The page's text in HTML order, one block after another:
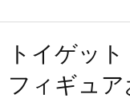
トイゲッ
フィギュ